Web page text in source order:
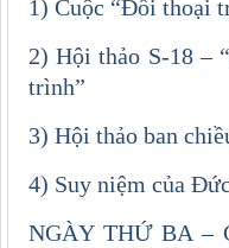
1) Cuộc “Đối thoại
2) Hội thảo S-18 –
trình”
3) Hội thảo ban
4) Suy niệm của
NGÀY THỨ BA –